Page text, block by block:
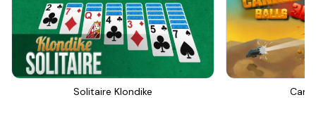
Solitaire Klondike